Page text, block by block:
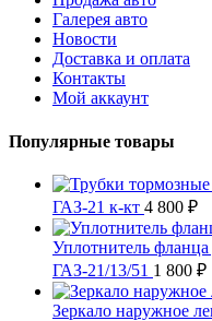
Галерея авто
Новости
Доставка и оплата
Контакты
Мой аккаунт
Популярные товары
ГАЗ-21 к-кт 4 800 ₽
Уплотнитель
ГАЗ-21/13/51 1 800 ₽
Зеркало наружное